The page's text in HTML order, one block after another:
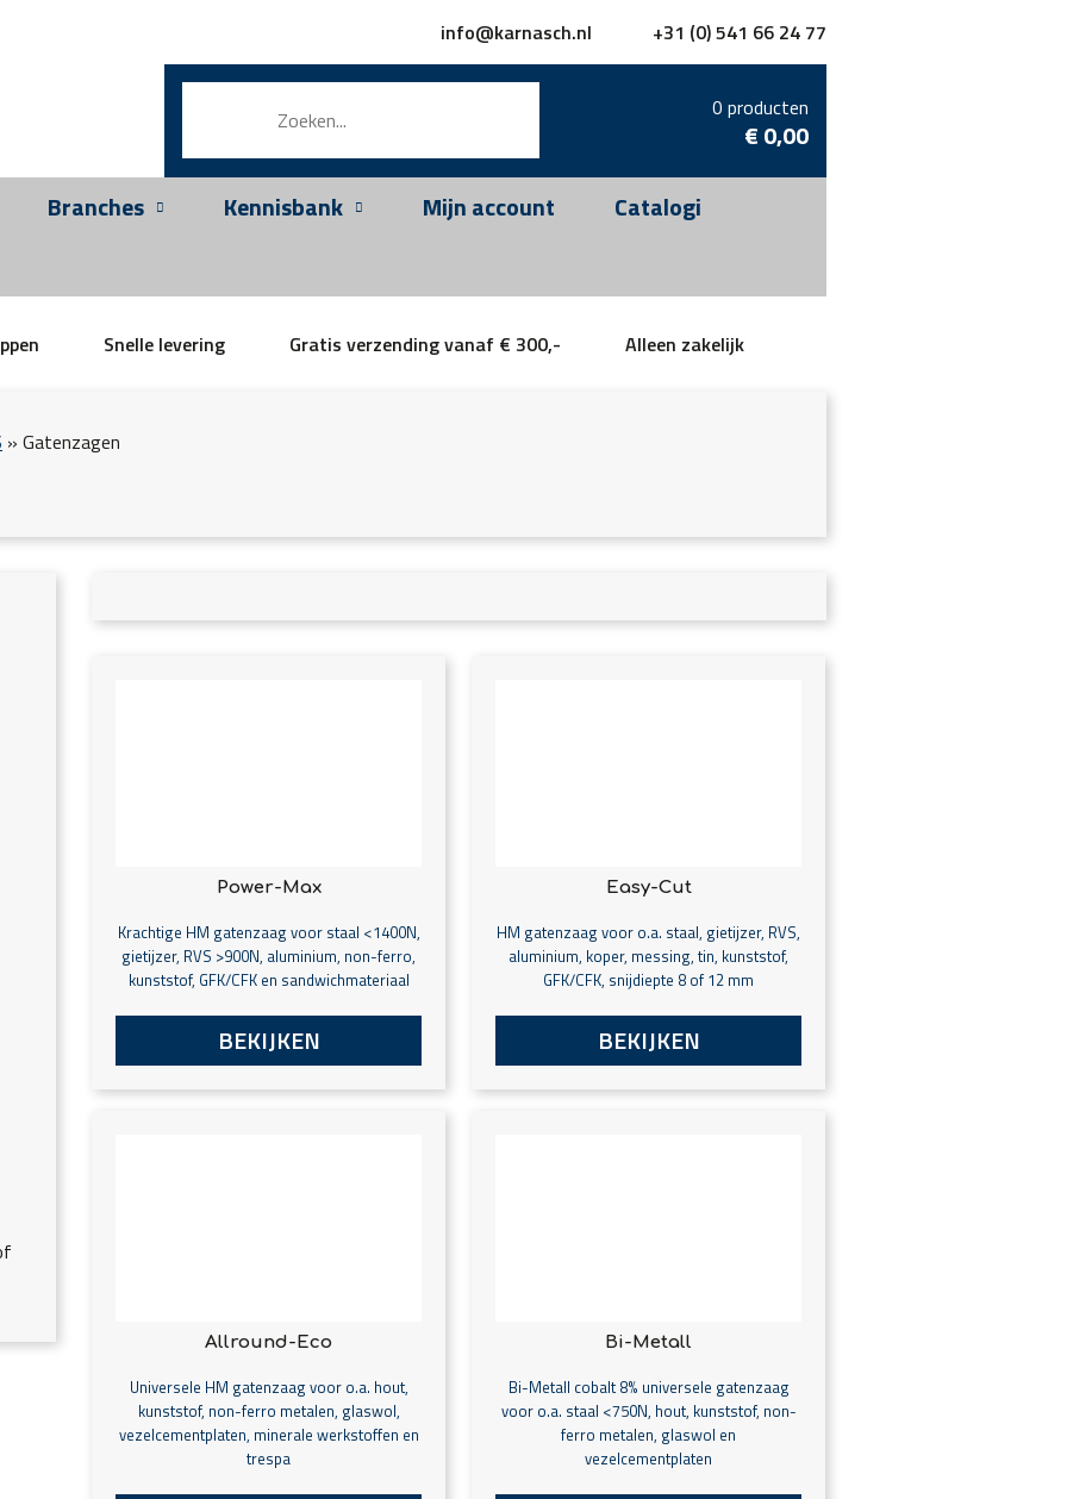
info@karnasch.nl +31 (0) 541 66 24 77
0 producten
€0,00
Branches Kennisbank Mijn account
Catalogi
Snelle levering Gratis verzending vanaf € 300,- Alleen zakelijk
» Gatenzagen
Power-Max
Krachtige HM gatenzaag voor staal <1400N,
gietijzer, RVS >900N, aluminium, non-ferro,
kunststof, GFK/CFK en sandwichmateriaal
BEKIJKEN
Easy-Cut
HM gatenzaag voor o.a. staal, gietijzer, RVS,
aluminium, koper, messing, tin, kunststof,
GFK/CFK, snijdiepte 8 of 12 mm
BEKIJKEN
Allround-Eco
Universele HM gatenzaag voor o.a. hout,
kunststof, non-ferro metalen, glaswol,
vezelcementplaten, minerale werkstoffen en
trespa
Bi-Metall
Bi-Metall cobalt 8% universele gatenzaag
voor o.a. staal <750N, hout, kunststof, non-
ferro metalen, glaswol en
vezelcementplaten